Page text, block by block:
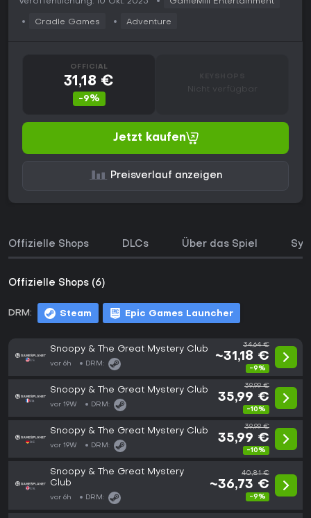
Cradle Games Adventure
OFFICIAL
31,18 €
-9%
Nicht verfügbar
Jetzt kaufen
Preisverlauf anzeigen
Offizielle Shops DLCs Über das Spiel
Offizielle Shops (6)
DRM: Steam Epic Games Launcher
Snoopy & The Great Mystery Club
vor 6h DRM:
34,64 €
~31,18 €
-9%
Snoopy & The Great Mystery Club
vor 19W DRM:
39,99 €
35,99 €
-10%
Snoopy & The Great Mystery Club
vor 19W DRM:
39,99 €
35,99 €
-10%
Snoopy & The Great Mystery
Club
vor 6h DRM:
40,81 €
~36,73 €
-9%